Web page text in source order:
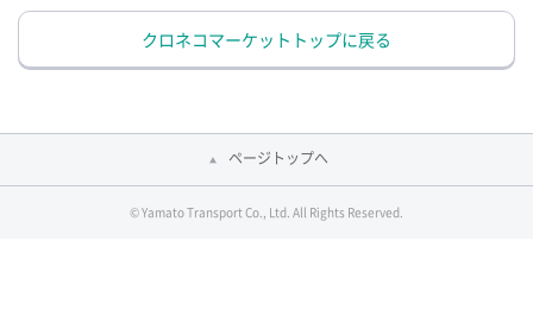
クロネコマーケットトップに戻る
ページトップへ
© Yamato Transport Co., Ltd. All Rights Reserved.